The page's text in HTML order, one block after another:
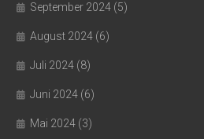
September 2024 (5)
August 2024 (6)
Juli 2024 (8)
Juni 2024 (6)
Mai 2024 (3)